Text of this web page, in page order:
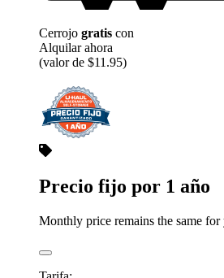
Cerrojo gratis con
Alquilar ahora
(valor de $11.95)
Precio fijo por 1 año
Monthly price remains the same